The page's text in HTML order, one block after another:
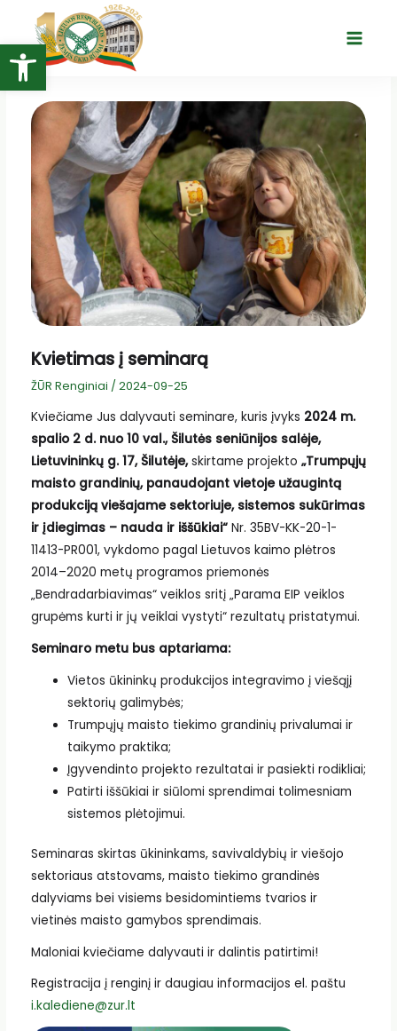
Open toolbar
turinio
Main
Kvietimas į seminarą
ŽŪR Renginiai / 2024-09-25
Kviečiame Jus dalyvauti seminare, kuris įvyks 2024 m.
spalio 2 d. nuo 10 val., Šilutės seniūnijos salėje,
Lietuvininkų g. 17, Šilutėje,skirtame projekto „Trumpųjų
maisto grandinių, panaudojant vietoje užaugintą
produkciją viešajame sektoriuje, sistemos sukūrimas
ir įdiegimas – nauda ir iššūkiai“Nr. 35BV-KK-20-1-
11413-PR001, vykdomo pagal Lietuvos kaimo plėtros
2014–2020 metų programos priemonės
„Bendradarbiavimas“ veiklos sritį „Parama EIP veiklos
grupėms kurti ir jų veiklai vystyti“ rezultatų pristatymui.
Seminaro metu bus aptariama:
Vietos ūkininkų produkcijos integravimo į viešąjį
sektorių galimybės;
Trumpųjų maisto tiekimo grandinių privalumai ir
taikymo praktika;
Įgyvendinto projekto rezultatai ir pasiekti rodikliai;
Patirti iššūkiai ir siūlomi sprendimai tolimesniam
sistemos plėtojimui.
Seminaras skirtas ūkininkams, savivaldybių ir viešojo
sektoriaus atstovams, maisto tiekimo grandinės
dalyviams bei visiems besidomintiems tvarios ir
vietinės maisto gamybos sprendimais.
Maloniai kviečiame dalyvauti ir dalintis patirtimi!
Registracija į renginį ir daugiau informacijos el. paštu
i.kalediene@zur.lt